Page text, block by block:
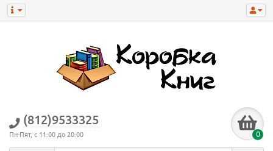
(812)9533325
Пн-Пят, с 11:00 до 20:00 0